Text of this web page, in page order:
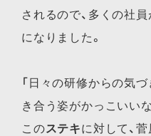
されるので、多くの社
になりました。
「日々の研修からの気
き合う姿がかっこいいな
このステキに対して、